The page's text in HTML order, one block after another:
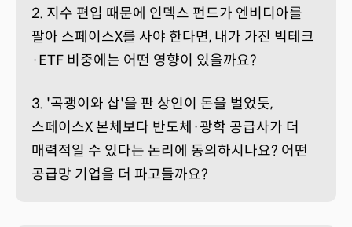
2. 지수 편입 때문에 인덱스 펀드가 엔비디아를
팔아 스페이스X를 사야 한다면, 내가 가진 빅테크
·ETF 비중에는 어떤 영향이 있을까요?
3. '곡괭이와 삽'을 판 상인이 돈을 벌었듯,
스페이스X 본체보다 반도체·광학 공급사가 더
매력적일 수 있다는 논리에 동의하시나요? 어떤
공급망 기업을 더 파고들까요?